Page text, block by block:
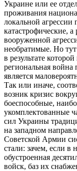
Украине или ее
проживания
локальной
катастрофические,
вооруженной
необратимые. Но
в результате
региональная война
является
Так или иначе,
возник кризис
боеспособные,
укомплектованные
сил Украины
на западном
Советской Армии
стали: зачем, если в
обустроенная
войск, баз их